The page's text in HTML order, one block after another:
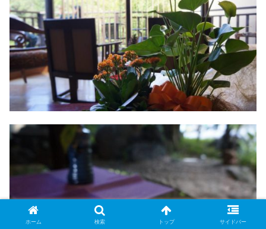
ホーム 検索 トップ サイドバー